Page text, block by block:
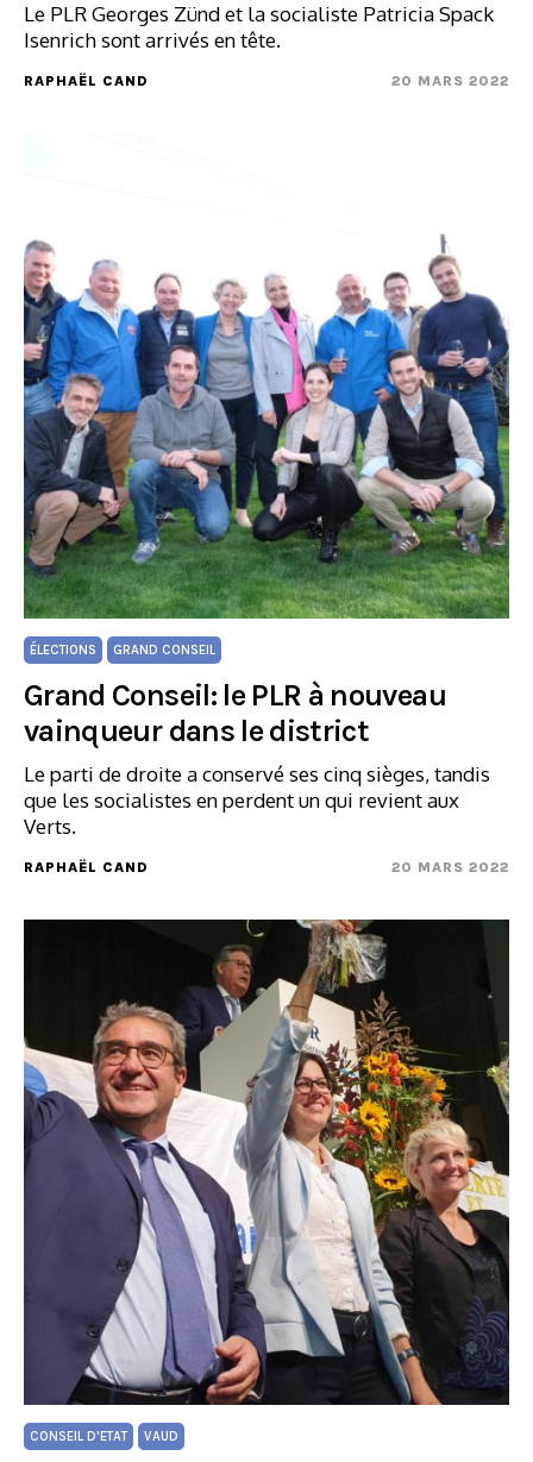
Le PLR Georges Zünd et la socialiste Patricia Spack
Isenrich sont arrivés en tête.
RAPHAËL CAND 20 MARS 2022
ÉLECTIONS GRAND CONSEIL
Grand Conseil: le PLR à nouveau
vainqueur dans le district
Le parti de droite a conservé ses cinq sièges, tandis
que les socialistes en perdent un qui revient aux
Verts.
RAPHAËL CAND 20 MARS 2022
CONSEIL D'ETAT VAUD